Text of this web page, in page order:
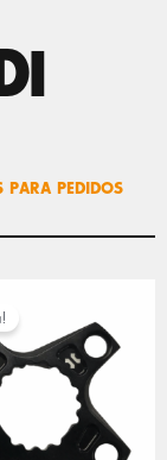
PEDIDOS
€.
ACTUAL
ES:
24,99 €.